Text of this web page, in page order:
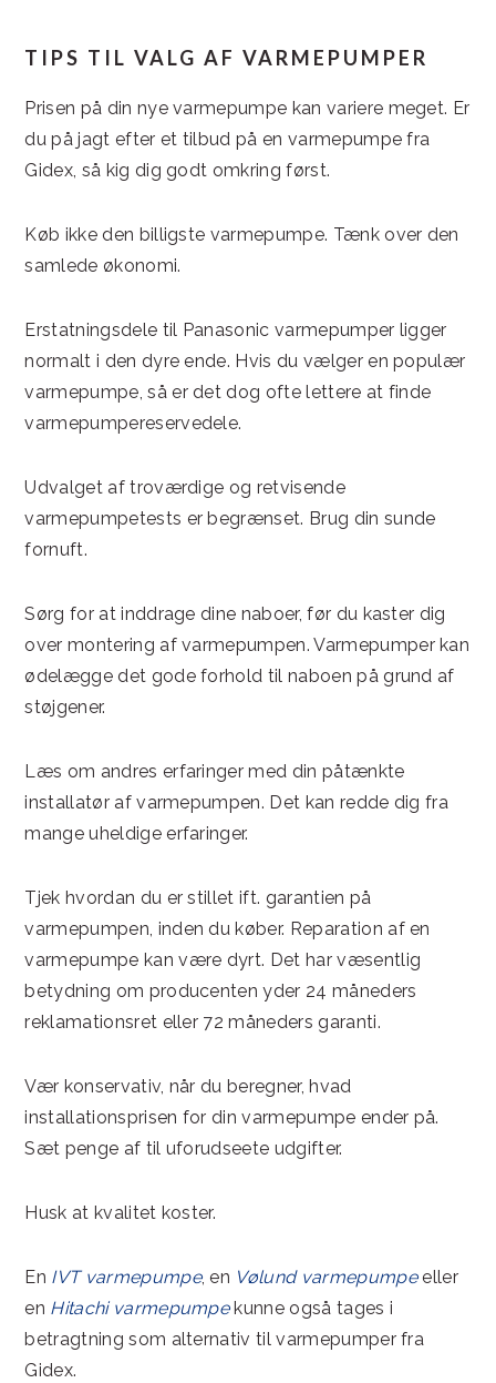
TIPS TIL VALG AF VARMEPUMPER
Prisen på din nye varmepumpe kan variere meget. Er
du på jagt efter et tilbud på en varmepumpe fra
Gidex, så kig dig godt omkring først.
Køb ikke den billigste varmepumpe. Tænk over den
samlede økonomi.
Erstatningsdele til Panasonic varmepumper ligger
normalt i den dyre ende. Hvis du vælger en populær
varmepumpe, så er det dog ofte lettere at finde
varmepumpereservedele.
Udvalget af troværdige og retvisende
varmepumpetests er begrænset. Brug din sunde
fornuft.
Sørg for at inddrage dine naboer, før du kaster dig
over montering af varmepumpen. Varmepumper kan
ødelægge det gode forhold til naboen på grund af
støjgener.
Læs om andres erfaringer med din påtænkte
installatør af varmepumpen. Det kan redde dig fra
mange uheldige erfaringer.
Tjek hvordan du er stillet ift. garantien på
varmepumpen, inden du køber. Reparation af en
varmepumpe kan være dyrt. Det har væsentlig
betydning om producenten yder 24 måneders
reklamationsret eller 72 måneders garanti.
Vær konservativ, når du beregner, hvad
installationsprisen for din varmepumpe ender på.
Sæt penge af til uforudseete udgifter.
Husk at kvalitet koster.
En IVT varmepumpe, en Vølund varmepumpeeller
en Hitachi varmepumpekunne også tages i
betragtning som alternativ til varmepumper fra
Gidex.